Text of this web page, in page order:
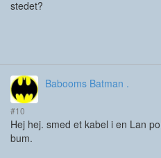
stedet?
Babooms Batman .
#10
Hej hej. smed et kabel i en Lan
bum.